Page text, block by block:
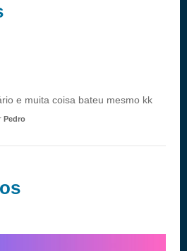
e muita coisa bateu mesmo kk
Pedro